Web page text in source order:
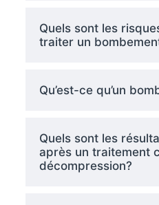
Quels sont les
traiter un
Qu’est-ce qu’un
Quels sont les
après un traitement
décompression?